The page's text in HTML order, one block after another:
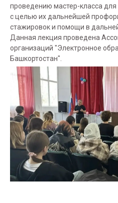
проведению мастер-класса для
с целью их дальнейшей
стажировок и помощи в
Данная лекция проведена
организаций "Электронное
Башкортостан".